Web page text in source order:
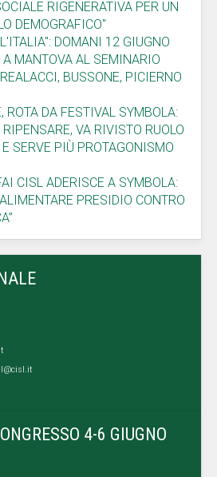
RIGENERATIVA PER UN
DEMOGRAFICO"
DOMANI 12 GIUGNO
A MANTOVA AL SEMINARIO
BUSSONE, PICIERNO
ROTA DA FESTIVAL SYMBOLA:
RIPENSARE, VA RIVISTO RUOLO
SERVE PIÙ PROTAGONISMO
CISL ADERISCE A SYMBOLA:
PRESIDIO CONTRO
4-6 GIUGNO